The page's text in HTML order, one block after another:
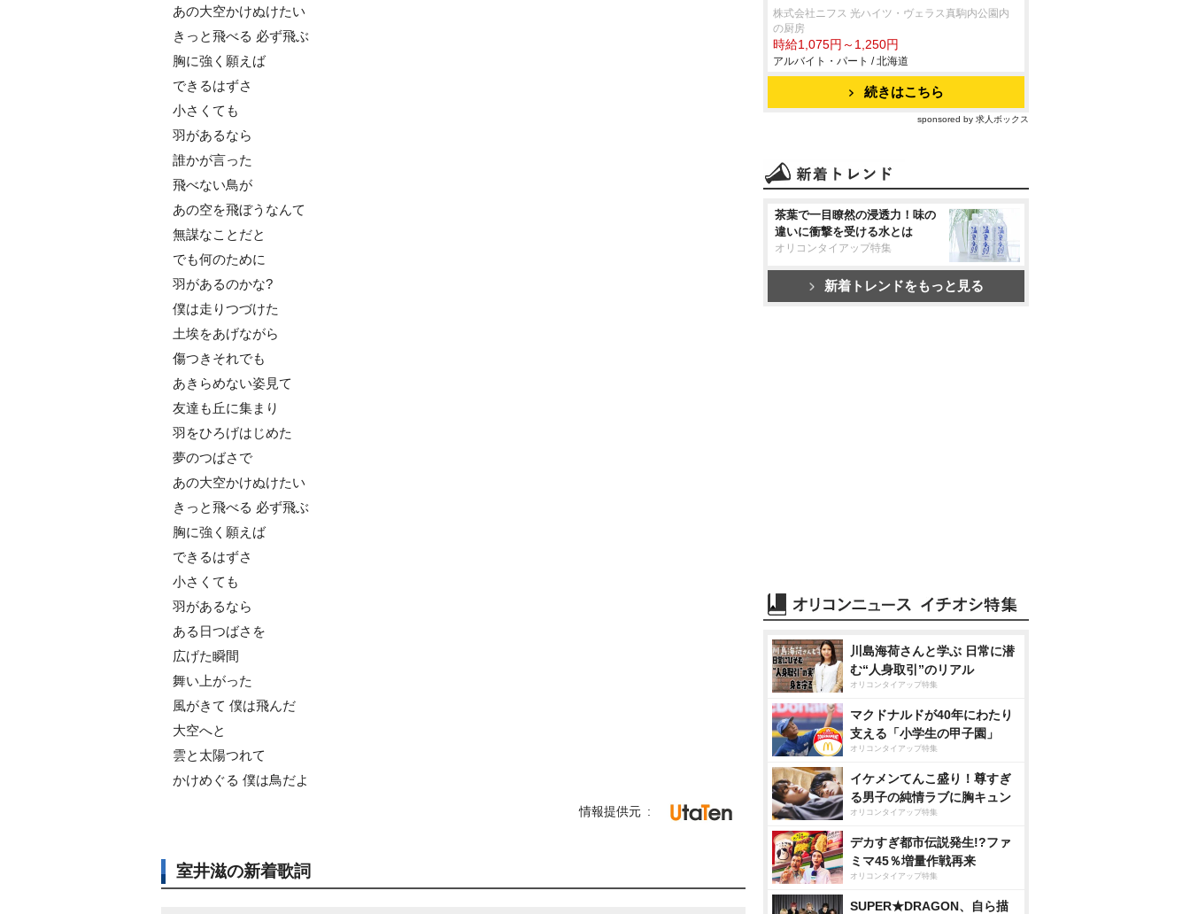
あの大空かけぬけたい
きっと飛べる 必ず飛ぶ
胸に強く願えば
できるはずさ
小さくても
羽があるなら
誰かが言った
飛べない鳥が
あの空を飛ぼうなんて
無謀なことだと
でも何のために
羽があるのかな?
僕は走りつづけた
土埃をあげながら
傷つきそれでも
あきらめない姿見て
友達も丘に集まり
羽をひろげはじめた
夢のつばさで
あの大空かけぬけたい
きっと飛べる 必ず飛ぶ
胸に強く願えば
できるはずさ
小さくても
羽があるなら
ある日つばさを
広げた瞬間
舞い上がった
風がきて 僕は飛んだ
大空へと
雲と太陽つれて
かけめぐる 僕は鳥だよ
情報提供元
室井滋の新着歌詞
株式会社ニフス 光ハイツ・ヴェラス真駒内公園内
の厨房
時給1,075円～1,250円
アルバイト・パート / 北海道
続きはこちら
sponsored by 求人ボックス
茶葉で一目瞭然の浸透力！味の
違いに衝撃を受ける水とは
オリコンタイアップ特集
新着トレンドをもっと見る
川島海荷さんと学ぶ 日常に潜
む“人身取引”のリアル
オリコンタイアップ特集
マクドナルドが40年にわたり
支える「小学生の甲子園」
オリコンタイアップ特集
イケメンてんこ盛り！尊すぎ
る男子の純情ラブに胸キュン
オリコンタイアップ特集
デカすぎ都市伝説発生!?ファ
ミマ45％増量作戦再来
オリコンタイアップ特集
SUPER★DRAGON、自ら描